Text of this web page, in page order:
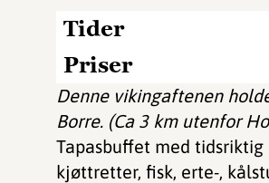
Tider
Priser
Denne vikingaftenen
Borre. (Ca 3 km utenfor
Tapasbuffet med
kjøttretter, fisk, erte-,